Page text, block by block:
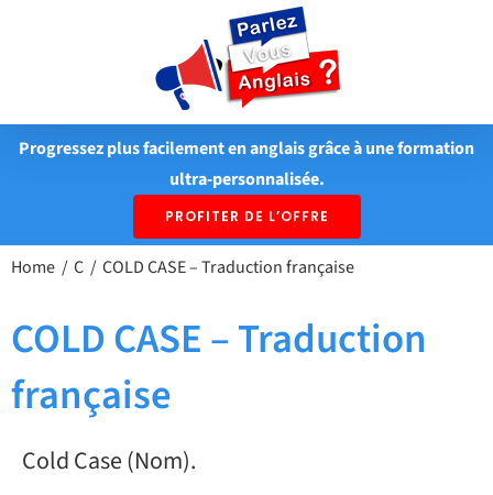
Progressez plus facilement en anglais grâce à une formation
ultra-personnalisée.
PROFITER DE L’OFFRE
Home C COLD CASE – Traduction française
COLD CASE – Traduction
française
Cold Case (Nom).